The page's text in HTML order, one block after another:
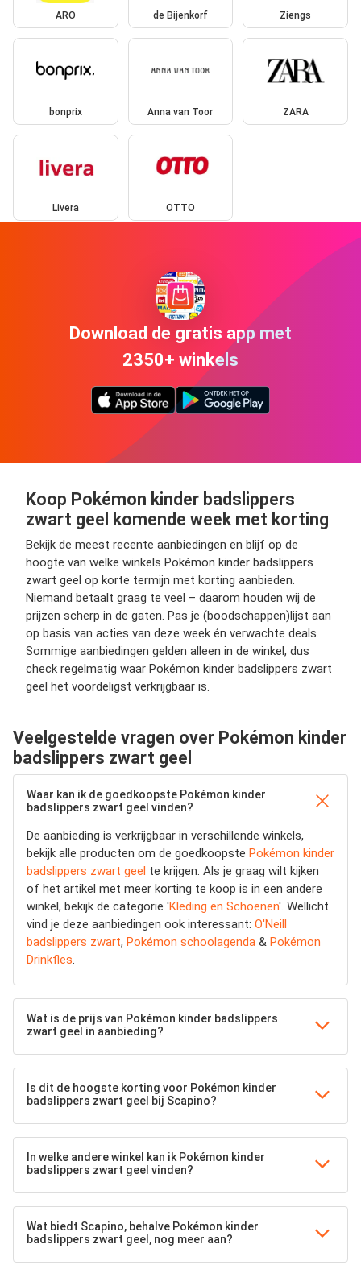
ARO de Bijenkorf Ziengs
bonprix Anna van Toor ZARA
Livera OTTO
Download de gratis app met
2350+ winkels
Koop Pokémon kinder badslippers
zwart geel komende week met korting
Bekijk de meest recente aanbiedingen en blijf op de
hoogte van welke winkels Pokémon kinder badslippers
zwart geel op korte termijn met korting aanbieden.
Niemand betaalt graag te veel – daarom houden wij de
prijzen scherp in de gaten. Pas je (boodschappen)lijst aan
op basis van acties van deze week én verwachte deals.
Sommige aanbiedingen gelden alleen in de winkel, dus
check regelmatig waar Pokémon kinder badslippers zwart
geel het voordeligst verkrijgbaar is.
Veelgestelde vragen over Pokémon kinder
badslippers zwart geel
Waar kan ik de goedkoopste Pokémon kinder
badslippers zwart geel vinden?
De aanbieding is verkrijgbaar in verschillende winkels,
bekijk alle producten om de goedkoopste Pokémon kinder
badslippers zwart geel te krijgen. Als je graag wilt kijken
of het artikel met meer korting te koop is in een andere
winkel, bekijk de categorie 'Kleding en Schoenen'. Wellicht
vind je deze aanbiedingen ook interessant: O'Neill
badslippers zwart, Pokémon schoolagenda & Pokémon
Drinkfles.
Wat is de prijs van Pokémon kinder badslippers
zwart geel in aanbieding?
Is dit de hoogste korting voor Pokémon kinder
badslippers zwart geel bij Scapino?
In welke andere winkel kan ik Pokémon kinder
badslippers zwart geel vinden?
Wat biedt Scapino, behalve Pokémon kinder
badslippers zwart geel, nog meer aan?